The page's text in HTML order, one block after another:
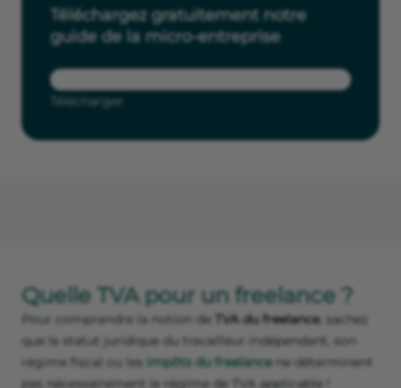
Téléchargez gratuitement notre
guide de la micro-entreprise
Télécharger
Quelle TVA pour un freelance ?
Pour comprendre la notion de TVA du freelance, sachez
que le statut juridique du travailleur indépendant, son
régime fiscal ou les impôts du freelancene déterminent
pas nécessairement le régime de TVA applicable !